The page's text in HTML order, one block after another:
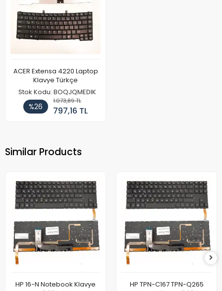
ACER Extensa 4220 Laptop
Klavye Türkçe
Stok Kodu: BOQJQMEDIK
%26
1.073,89 TL
797,16 TL
Similar Products
HP 16-N Notebook Klavye
HP TPN-C167 TPN-Q265